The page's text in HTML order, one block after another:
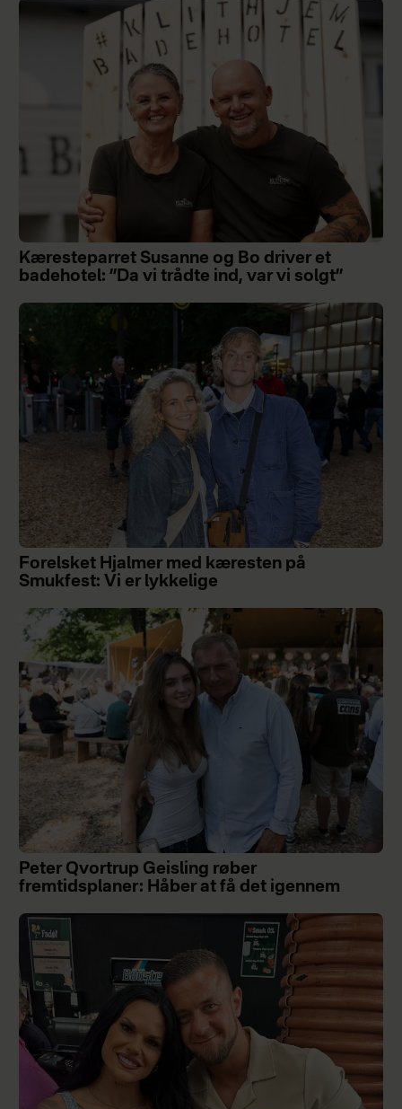
Kæresteparret Susanne og Bo driver et
badehotel: ”Da vi trådte ind, var vi solgt”
Forelsket Hjalmer med kæresten på
Smukfest: Vi er lykkelige
Peter Qvortrup Geisling røber
fremtidsplaner: Håber at få det igennem